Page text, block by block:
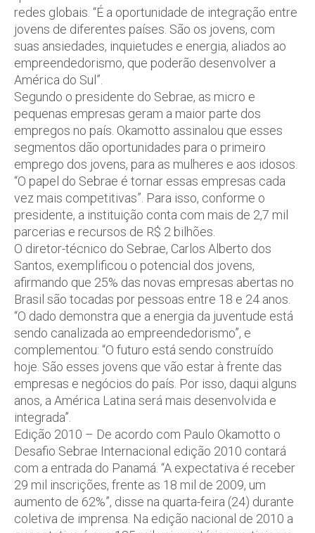
redes globais. “É a oportunidade de integração entre
jovens de diferentes países. São os jovens, com
suas ansiedades, inquietudes e energia, aliados ao
empreendedorismo, que poderão desenvolver a
América do Sul”.
Segundo o presidente do Sebrae, as micro e
pequenas empresas geram a maior parte dos
empregos no país. Okamotto assinalou que esses
segmentos dão oportunidades para o primeiro
emprego dos jovens, para as mulheres e aos idosos.
“O papel do Sebrae é tornar essas empresas cada
vez mais competitivas”. Para isso, conforme o
presidente, a instituição conta com mais de 2,7 mil
parcerias e recursos de R$ 2 bilhões.
O diretor-técnico do Sebrae, Carlos Alberto dos
Santos, exemplificou o potencial dos jovens,
afirmando que 25% das novas empresas abertas no
Brasil são tocadas por pessoas entre 18 e 24 anos.
“O dado demonstra que a energia da juventude está
sendo canalizada ao empreendedorismo”, e
complementou: “O futuro está sendo construído
hoje. São esses jovens que vão estar à frente das
empresas e negócios do país. Por isso, daqui alguns
anos, a América Latina será mais desenvolvida e
integrada”.
Edição 2010 – De acordo com Paulo Okamotto o
Desafio Sebrae Internacional edição 2010 contará
com a entrada do Panamá. “A expectativa é receber
29 mil inscrições, frente as 18 mil de 2009, um
aumento de 62%”, disse na quarta-feira (24) durante
coletiva de imprensa. Na edição nacional de 2010 a